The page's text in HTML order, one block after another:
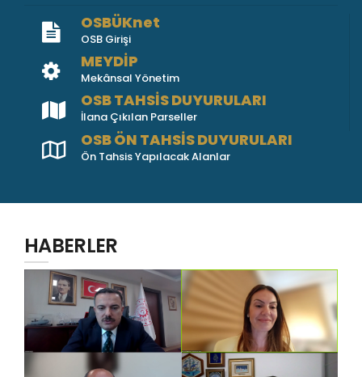
OSBÜKnet
OSB Girişi
MEYDİP
Mekânsal Yönetim
OSB TAHSİS DUYURULARI
İlana Çıkılan Parseller
OSB ÖN TAHSİS DUYURULARI
Ön Tahsis Yapılacak Alanlar
HABERLER